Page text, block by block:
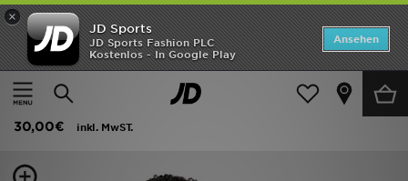
×
JD Sports
JD Sports Fashion PLC
Kostenlos - In Google Play
Ansehen
Startseite
Herren Herrenbekleidung T-Shirts und Tanktops
Hoodrich Magma T-Shirt
30,00€
inkl. MwST.
Startseite
ANGEBOTE